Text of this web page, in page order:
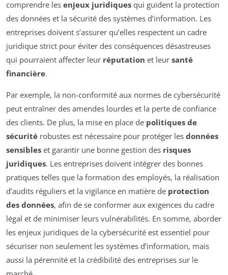
comprendre les enjeux juridiques qui guident la protection
des données et la sécurité des systèmes d’information. Les
entreprises doivent s’assurer qu’elles respectent un cadre
juridique strict pour éviter des conséquences désastreuses
qui pourraient affecter leur réputation et leur santé
financière.
Par exemple, la non-conformité aux normes de cybersécurité
peut entraîner des amendes lourdes et la perte de confiance
des clients. De plus, la mise en place de politiques de
sécurité robustes est nécessaire pour protéger les données
sensibles et garantir une bonne gestion des risques
juridiques. Les entreprises doivent intégrer des bonnes
pratiques telles que la formation des employés, la réalisation
d’audits réguliers et la vigilance en matière de protection
des données, afin de se conformer aux exigences du cadre
légal et de minimiser leurs vulnérabilités. En somme, aborder
les enjeux juridiques de la cybersécurité est essentiel pour
sécuriser non seulement les systèmes d’information, mais
aussi la pérennité et la crédibilité des entreprises sur le